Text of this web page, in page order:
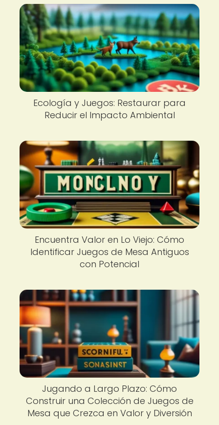
Ecología y Juegos: Restaurar para
Reducir el Impacto Ambiental
Encuentra Valor en Lo Viejo: Cómo
Identificar Juegos de Mesa Antiguos
con Potencial
Jugando a Largo Plazo: Cómo
Construir una Colección de Juegos de
Mesa que Crezca en Valor y Diversión